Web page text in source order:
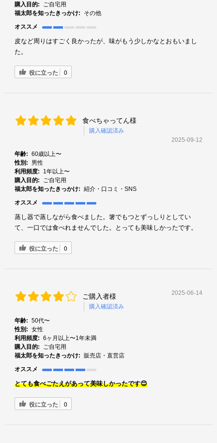
購入目的:
ご自宅用
福太郎を知ったきっかけ:
その他
オススメ
皮など周りはすごく良かったが、味がもう少しかなとおもいまし
た。
役に立った 0
食べちゃってん様
購入確認済み
2025-09-12
年齢: 60歳以上〜
性別:
男性
利用頻度:
1年以上〜
購入目的:
ご自宅用
福太郎を知ったきっかけ: 紹介・口コミ・SNS
オススメ
蒸し器で蒸しながら食べました。箸でもつとずっしりとしてい
て、一口では食べれませんでした。とっても美味しかったです。
役に立った 0
ご購入者様
購入確認済み
2025-06-14
年齢: 50代〜
性別: 女性
利用頻度: 6ヶ月以上〜1年未満
購入目的:
ご自宅用
福太郎を知ったきっかけ: 販売店・直営店
オススメ
とても食べごたえがあって美味しかったです😊
役に立った 0